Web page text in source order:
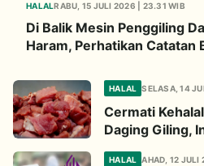
HALALRABU, 15 JULI 2026 | 23.31 WIB
Di Balik Mesin Penggiling
Haram, Perhatikan Catatan
HALAL SELASA, 14
Cermati
Daging Giling,
Wajib
HALAL AHAD, 12